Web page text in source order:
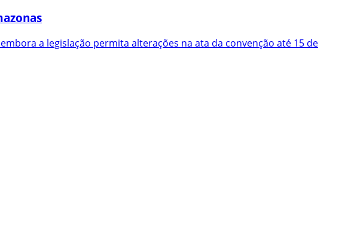
a legislação permita alterações na ata da convenção até 15 de